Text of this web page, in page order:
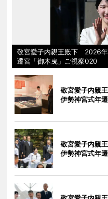
敬宮愛子内親王殿下 2026
遷宮「御木曳」ご視察020
敬宮愛子内親
伊勢神宮式年
敬宮愛子内親
伊勢神宮式年